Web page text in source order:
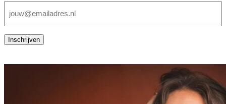
mailadres
Inschrijven